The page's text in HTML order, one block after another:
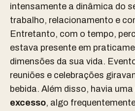
intensamente a dinâmica do
trabalho, relacionamento e
Entretanto, com o tempo,
estava presente em
dimensões da sua vida.
reuniões e celebrações
bebida. Além disso, havia uma
excesso, algo